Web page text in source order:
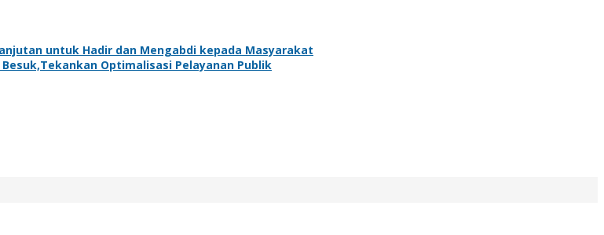
untuk Hadir dan Mengabdi kepada Masyarakat
Optimalisasi Pelayanan Publik